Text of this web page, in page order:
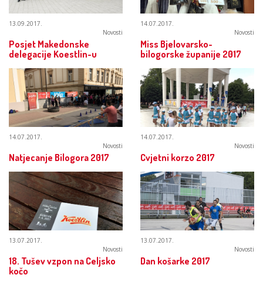
13.09.2017.
Novosti
Posjet Makedonske
delegacije Koestlin-u
14.07.2017.
Novosti
Miss Bjelovarsko-
bilogorske županije 2017
14.07.2017.
Novosti
Natjecanje Bilogora 2017
14.07.2017.
Novosti
Cvjetni korzo 2017
13.07.2017.
Novosti
18. Tušev vzpon na Celjsko
kočo
13.07.2017.
Novosti
Dan košarke 2017